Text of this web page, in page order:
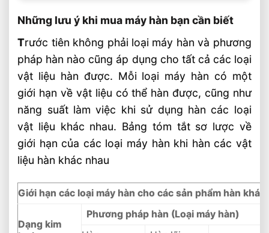
Máy cắt laser CNC Fiber™ ⭐️ Cắt Không
Cách Hàn Inox Mỏng Bằng Phương Pháp
Hàn Tig Chi Tiết
Những lưu ý khi mua máy hàn bạn cần biết
Trước tiên không phải loại máy hàn và phương
pháp hàn nào cũng áp dụng cho tất cả các loại
vật liệu hàn được. Mỗi loại máy hàn có một
giới hạn về vật liệu có thể hàn được, cũng như
năng suất làm việc khi sử dụng hàn các loại
vật liệu khác nhau. Bảng tóm tắt sơ lược về
giới hạn của các loại máy hàn khi hàn các vật
liệu hàn khác nhau
Giới hạn các loại máy hàn cho các sản phẩm hàn khác
Dạng kim
Phương pháp hàn (Loại máy hàn)